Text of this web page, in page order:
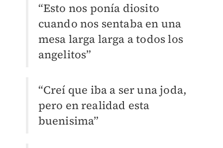
“Esto nos ponía diosito
cuando nos sentaba en una
mesa larga larga a todos los
angelitos”
“Creí que iba a ser una joda,
pero en realidad esta
buenisima”